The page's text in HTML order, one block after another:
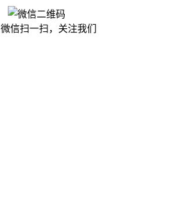
微信扫一扫，关注我们